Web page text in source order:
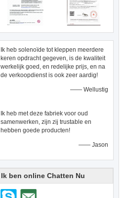
Ik heb solenoïde tot kleppen meerdere
keren opdracht gegeven, is de kwaliteit
werkelijk goed, en redelijke prijs, en na
de verkoopdienst is ook zeer aardig!
—— Wellustig
Ik heb met deze fabriek voor oud
samenwerken, zijn zij trustable en
hebben goede producten!
—— Jason
Ik ben online Chatten Nu